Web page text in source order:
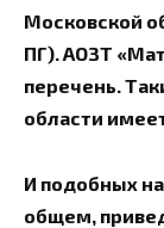
Московской
ПГ). АОЗТ
перечень.
области
И подобных
общем,